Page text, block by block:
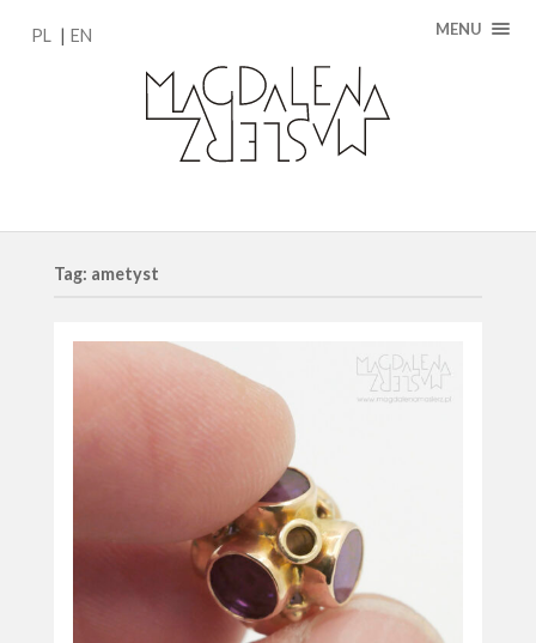
MENU
PL EN
Tag: ametyst